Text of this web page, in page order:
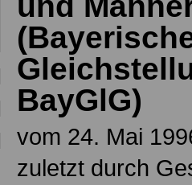
BayGlG)
vom 24. Mai
zuletzt durch